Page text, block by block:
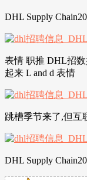
DHL Supply
表情 职推 DHL招
起来 L and d 表情
跳槽季节来了,但互
DHL Supply